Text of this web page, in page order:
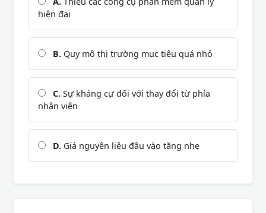
hiện đại
B. Quy mô thị trường mục tiêu quá nhỏ
C. Sự kháng cự đối với thay đổi từ phía
nhân viên
D. Giá nguyên liệu đầu vào tăng nhẹ